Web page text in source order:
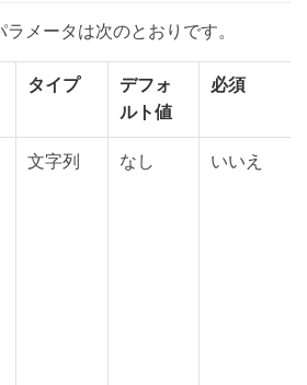
メータは次のとおりです。
タイプ
デフォ
ルト値
必須
文字列 なし いいえ